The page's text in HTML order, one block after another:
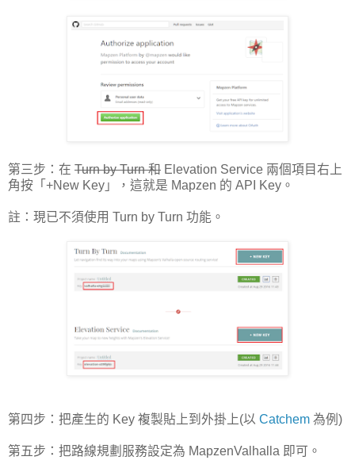
第三步：在 Turn by Turn 和 Elevation Service 兩個項目右上
角按「+New Key」，這就是 Mapzen 的 API Key。
註：現已不須使用 Turn by Turn 功能。
第四步：把產生的 Key 複製貼上到外掛上(以 Catchem 為例)
第五步：把路線規劃服務設定為 MapzenValhalla 即可。